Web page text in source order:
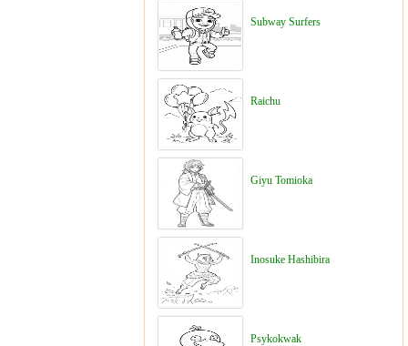
Subway Surfers
Raichu
Giyu Tomioka
Inosuke Hashibira
Psykokwak